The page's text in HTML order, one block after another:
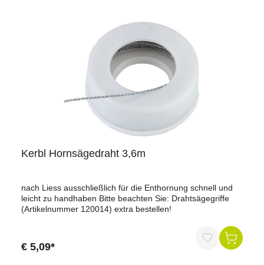
Kerbl Hornsägedraht 3,6m
nach Liess ausschließlich für die Enthornung schnell und
leicht zu handhaben Bitte beachten Sie: Drahtsägegriffe
(Artikelnummer 120014) extra bestellen!
€ 5,09*